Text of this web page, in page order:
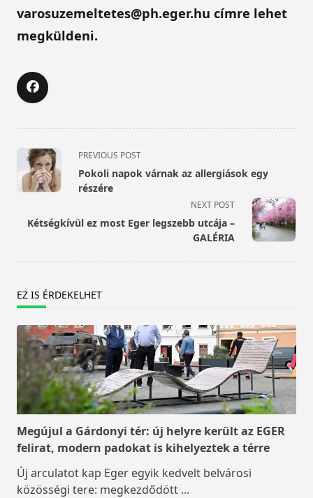
varosuzemeltetes@ph.eger.hu címre lehet
megküldeni.
<span
class="nav-
subtitle
reader-
PREVIOUS POST
Pokoli napok várnak az allergiások egy
részére
NEXT POST
Kétségkívül ez most Eger legszebb utcája –
GALÉRIA
EZ IS ÉRDEKELHET
Megújul a Gárdonyi tér: új helyre került az EGER
felirat, modern padokat is kihelyeztek a térre
Új arculatot kap Eger egyik kedvelt belvárosi
közösségi tere: megkezdődött ...